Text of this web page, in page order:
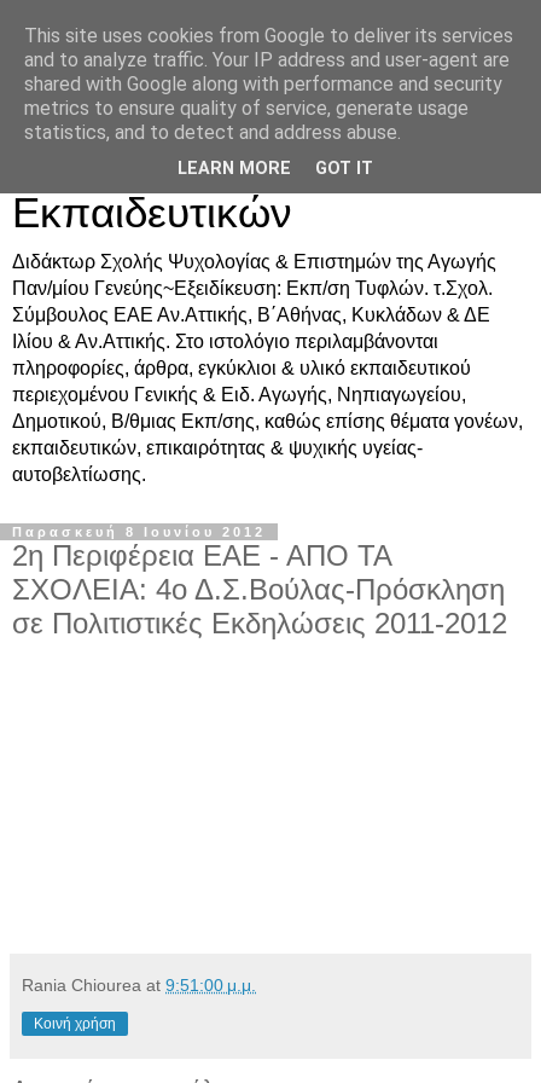
Δρ. Ράνια Χιουρέα-
Συμβουλευτική &
Υποστήριξη Γονέων &
Εκπαιδευτικών
Διδάκτωρ Σχολής Ψυχολογίας & Επιστημών της Αγωγής
Παν/μίου Γενεύης~Εξειδίκευση: Εκπ/ση Τυφλών. τ.Σχολ.
Σύμβουλος ΕΑΕ Αν.Αττικής, Β΄Αθήνας, Κυκλάδων & ΔΕ
Ιλίου & Αν.Αττικής. Στο ιστολόγιο περιλαμβάνονται
πληροφορίες, άρθρα, εγκύκλιοι & υλικό εκπαιδευτικού
περιεχομένου Γενικής & Ειδ. Αγωγής, Νηπιαγωγείου,
Δημοτικού, Β/θμιας Εκπ/σης, καθώς επίσης θέματα γονέων,
εκπαιδευτικών, επικαιρότητας & ψυχικής υγείας-
αυτοβελτίωσης.
Παρασκευή 8 Ιουνίου 2012
2η Περιφέρεια ΕΑΕ - ΑΠΟ ΤΑ
ΣΧΟΛΕΙΑ: 4ο Δ.Σ.Βούλας-Πρόσκληση
σε Πολιτιστικές Εκδηλώσεις 2011-2012
Rania Chiourea at 9:51:00 μ.μ.
Κοινή χρήση
This site uses cookies from Google to deliver its services
and to analyze traffic. Your IP address and user-agent are
shared with Google along with performance and security
metrics to ensure quality of service, generate usage
statistics, and to detect and address abuse.
LEARN MORE GOT IT